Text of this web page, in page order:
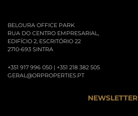
BELOURA OFFICE PARK
RUA DO CENTRO EMPRESARIAL,
EDIFÍCIO 2, ESCRITÓRIO 22
2710-693 SINTRA
+351 917 996 050 | +351 218 382 505
GERAL@ORPROPERTIES.PT
NEWSLETTER